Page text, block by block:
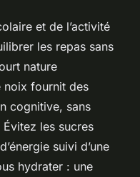
et de l’activité
les repas sans
nature
noix fournit des
cognitive, sans
les sucres
suivi d’une
hydrater : une